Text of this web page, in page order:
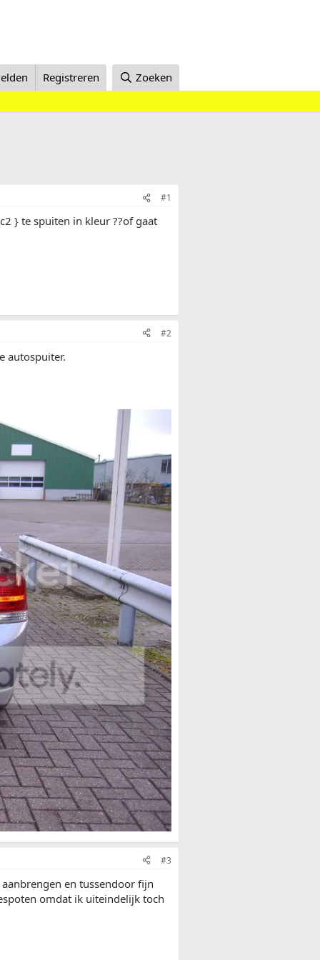
Registreren Zoeken
#1
} te spuiten in kleur ??of gaat
#2
autospuiter.
#3
en tussendoor fijn
omdat ik uiteindelijk toch